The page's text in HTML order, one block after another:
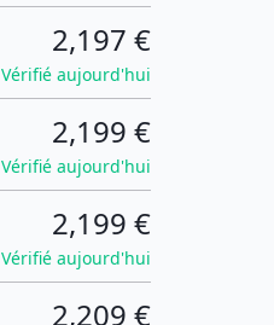
2,197 €
Vérifié aujourd'hui
2,199 €
Vérifié aujourd'hui
2,199 €
Vérifié aujourd'hui
2,209 €